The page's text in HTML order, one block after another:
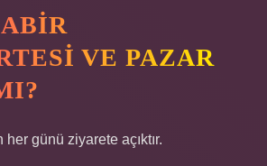
VE PAZAR
her günü ziyarete açıktır.